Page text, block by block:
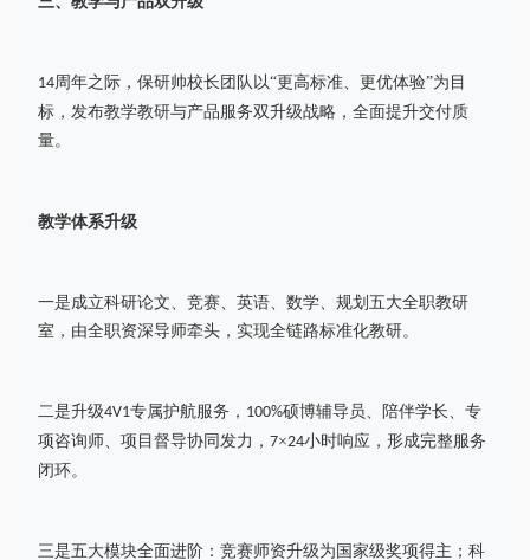
14 周年之际，保研帅校长团队以“更高标准、更优体验”为目
标，发布教学教研与产品服务双升级战略，全面提升交付质
量。
教学体系升级
一是成立科研论文、竞赛、英语、数学、规划五大全职教研
室，由全职资深导师牵头，实现全链路标准化教研。
二是升级4V1专属护航服务， 100%硕博辅导员、陪伴学长、专
项咨询师、项目督导协同发力， 7×24小时响应，形成完整服务
闭环。
三是五大模块全面进阶：竞赛师资升级为国家级奖项得主；科